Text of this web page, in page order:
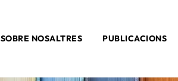
SOBRE NOSALTRES PUBLICACIONS